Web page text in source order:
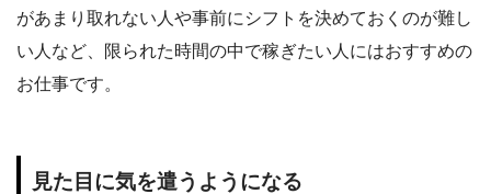
があまり取れない人や事前にシフトを決めておくのが難し
い人など、限られた時間の中で稼ぎたい人にはおすすめの
お仕事です。
見た目に気を遣うようになる